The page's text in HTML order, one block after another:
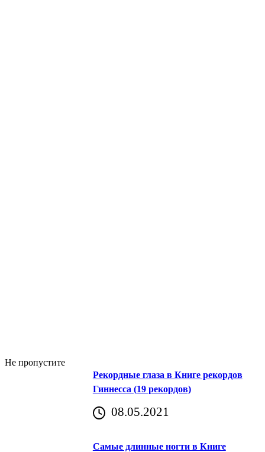
Не пропустите
Рекордные глаза в Книге рекордов
Гиннесса (19 рекордов)
08.05.2021
Самые длинные ногти в Книге